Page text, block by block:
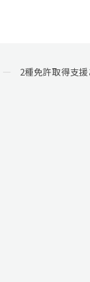
2種免許取得支